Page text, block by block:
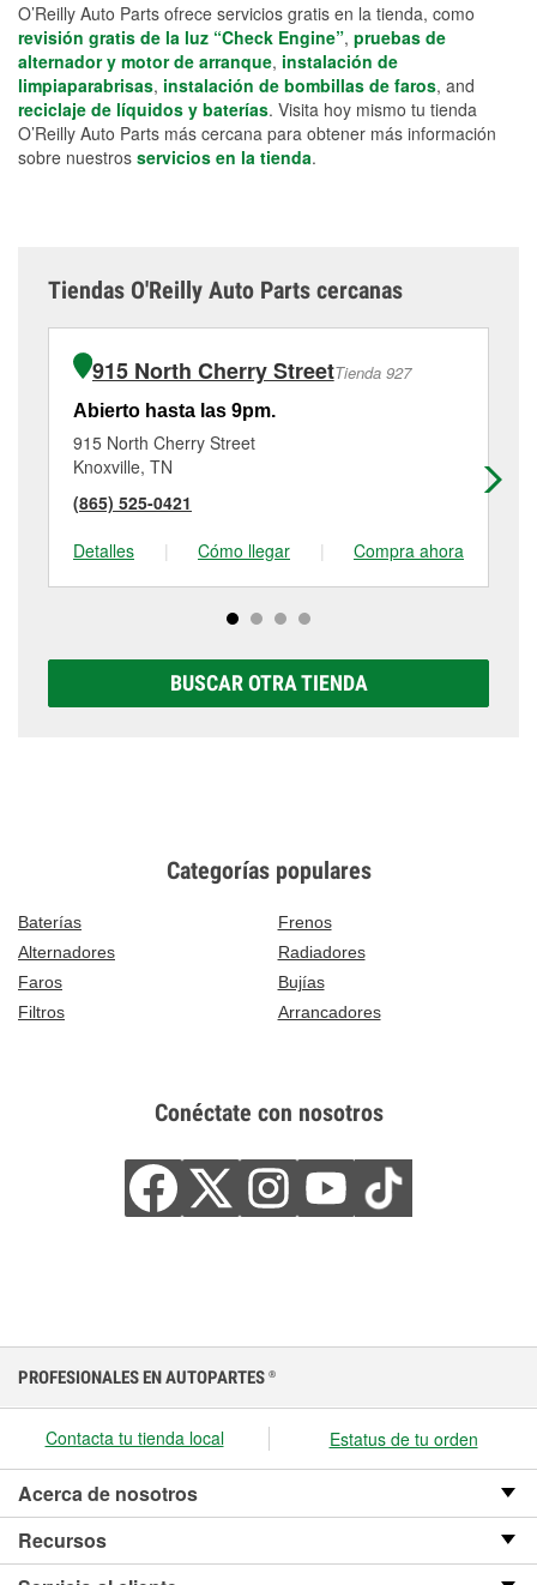
O’Reilly Auto Parts ofrece servicios gratis en la tienda, como
revisión gratis de la luz “Check Engine”, pruebas de
alternador y motor de arranque, instalación de
limpiaparabrisas, instalación de bombillas de faros, and
reciclaje de líquidos y baterías. Visita hoy mismo tu tienda
O’Reilly Auto Parts más cercana para obtener más información
sobre nuestros servicios en la tienda.
Tiendas O'Reilly Auto Parts cercanas
915 North Cherry StreetTienda 927
Abierto hasta las 9pm.
915 North Cherry Street
Knoxville, TN
(865) 525-0421
Detalles
| Cómo llegar | Compra ahora
BUSCAR OTRA TIENDA
Categorías populares
Baterías
Frenos
Alternadores
Radiadores
Faros
Bujías
Filtros
Arrancadores
Conéctate con nosotros
PROFESIONALES EN AUTOPARTES ®
Contacta tu tienda local Estatus de tu orden
Acerca de nosotros
Recursos